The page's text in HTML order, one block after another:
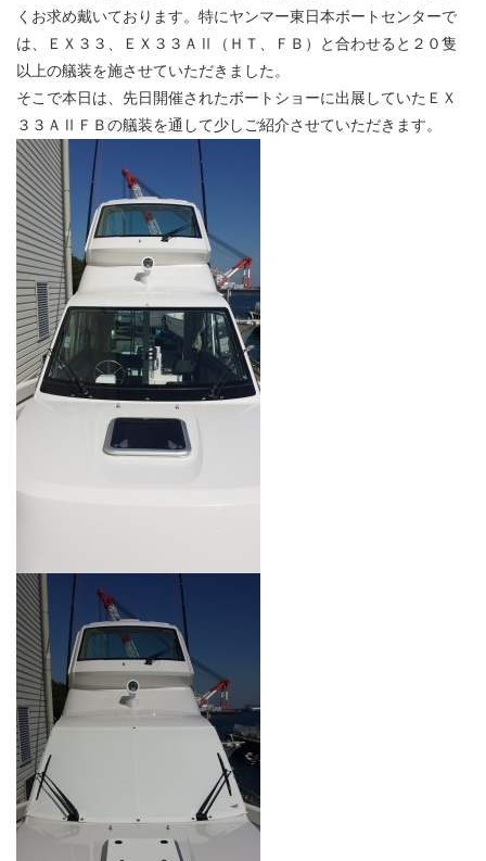
くお求め戴いております。特にヤンマー東日本ボートセンターで
は、ＥＸ３３、ＥＸ３３ＡⅡ（ＨＴ、ＦＢ）と合わせると２０隻
以上の艤装を施させていただきました。
そこで本日は、先日開催されたボートショーに出展していたＥＸ
３３ＡⅡＦＢの艤装を通して少しご紹介させていただきます。